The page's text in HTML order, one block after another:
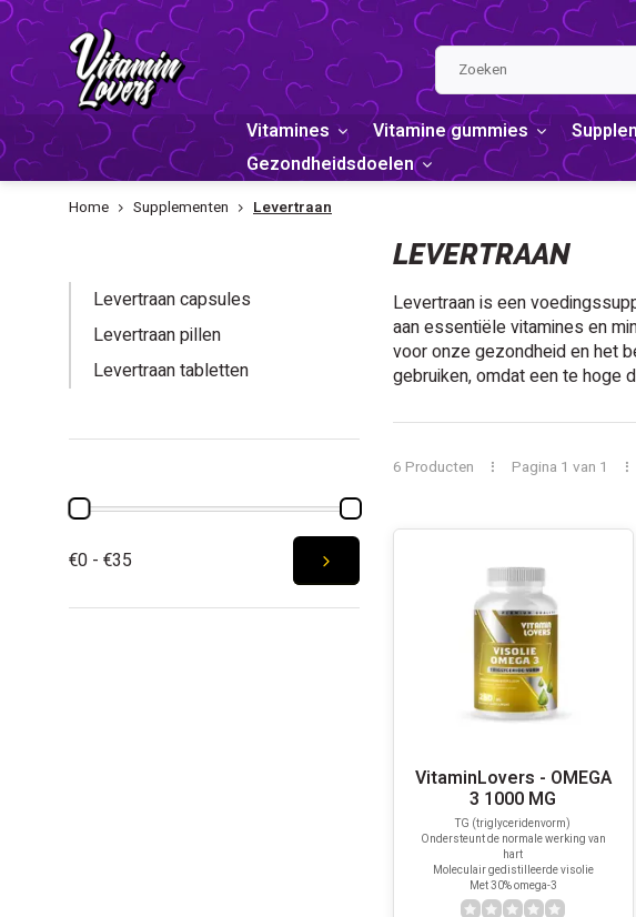
Vitamines Vitamine gummies
Gezondheidsdoelen
Home Supplementen Levertraan
Levertraan capsules
Levertraan pillen
Levertraan tabletten
€0 - €35
LEVERTRAAN
Levertraan is een
aan essentiële vitamines en
voor onze gezondheid en het
gebruiken, omdat een te hoge
6 Producten Pagina 1 van 1
VitaminLovers - OMEGA
3 1000 MG
TG (triglyceridenvorm)
Ondersteunt de normale werking van
hart
Moleculair gedistilleerde visolie
Met 30% omega-3